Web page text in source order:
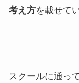
考え方を載せて
スクールに通っ